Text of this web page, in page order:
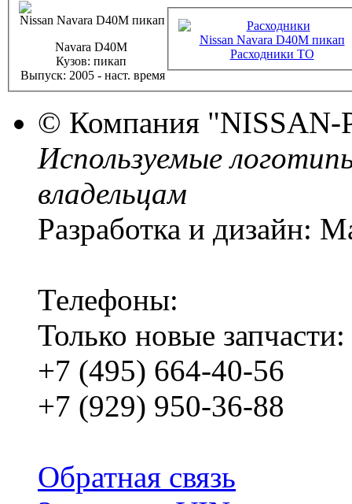
Navara D40M
Кузов: пикап
Выпуск: 2005 - наст. время
Расходники ТО
© Компания "NISSAN-
Используемые
владельцам
Разработка и дизайн:
Телефоны:
Только новые запчасти:
+7 (495) 664-40-56
+7 (929) 950-36-88
Обратная связь